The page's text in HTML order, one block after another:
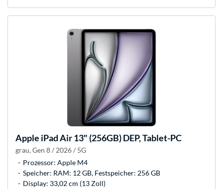
Apple iPad Air 13" (256GB) DEP, Tablet-PC
grau, Gen 8 / 2026 / 5G
Prozessor: Apple M4
Speicher: RAM: 12 GB, Festspeicher: 256 GB
Display: 33,02 cm (13 Zoll)